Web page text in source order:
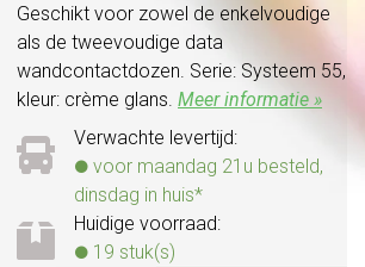
Geschikt voor zowel de enkelvoudige
als de tweevoudige data
wandcontactdozen. Serie: Systeem 55,
kleur: crème glans. Meer informatie »
Verwachte levertijd:
voor maandag 21u besteld,
dinsdag in huis*
Huidige voorraad:
19 stuk(s)